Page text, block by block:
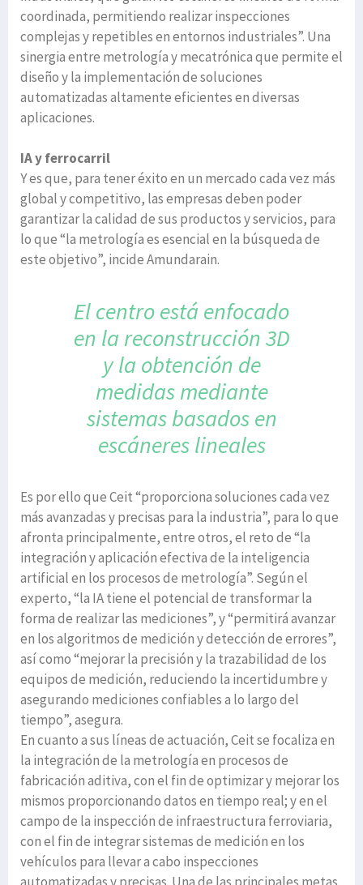
coordinada, permitiendo realizar inspecciones
complejas y repetibles en entornos industriales”. Una
sinergia entre metrología y mecatrónica que permite el
diseño y la implementación de soluciones
automatizadas altamente eficientes en diversas
aplicaciones.
IA y ferrocarril
Y es que, para tener éxito en un mercado cada vez más
global y competitivo, las empresas deben poder
garantizar la calidad de sus productos y servicios, para
lo que “la metrología es esencial en la búsqueda de
este objetivo”, incide Amundarain.
El centro está enfocado
en la reconstrucción 3D
y la obtención de
medidas mediante
sistemas basados en
escáneres lineales
Es por ello que Ceit “proporciona soluciones cada vez
más avanzadas y precisas para la industria”, para lo que
afronta principalmente, entre otros, el reto de “la
integración y aplicación efectiva de la inteligencia
artificial en los procesos de metrología”. Según el
experto, “la IA tiene el potencial de transformar la
forma de realizar las mediciones”, y “permitirá avanzar
en los algoritmos de medición y detección de errores”,
así como “mejorar la precisión y la trazabilidad de los
equipos de medición, reduciendo la incertidumbre y
asegurando mediciones confiables a lo largo del
tiempo”, asegura.
En cuanto a sus líneas de actuación, Ceit se focaliza en
la integración de la metrología en procesos de
fabricación aditiva, con el fin de optimizar y mejorar los
mismos proporcionando datos en tiempo real; y en el
campo de la inspección de infraestructura ferroviaria,
con el fin de integrar sistemas de medición en los
vehículos para llevar a cabo inspecciones